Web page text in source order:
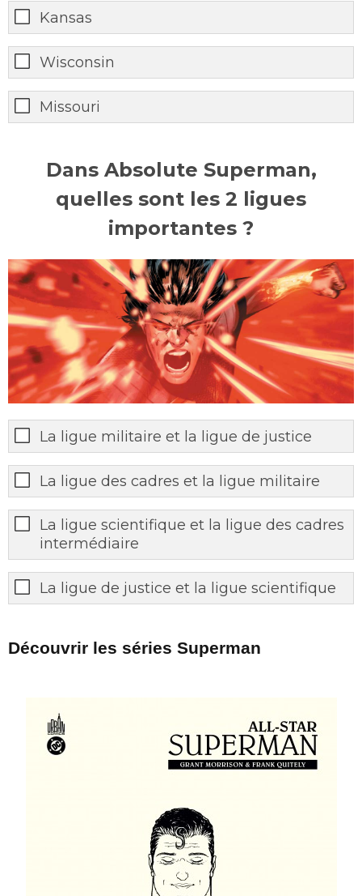
Kansas
Wisconsin
Missouri
Dans Absolute Superman,
quelles sont les 2 ligues
importantes ?
La ligue militaire et la ligue de justice
La ligue des cadres et la ligue militaire
La ligue scientifique et la ligue des cadres
intermédiaire
La ligue de justice et la ligue scientifique
Découvrir les séries Superman